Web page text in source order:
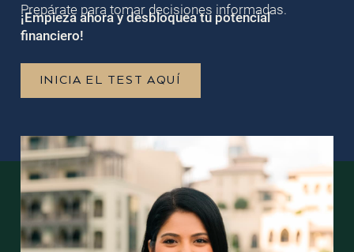
Prepárate para tomar decisiones informadas.
¡Empieza ahora y desbloquea tu potencial
financiero!
INICIA EL TEST AQUÍ